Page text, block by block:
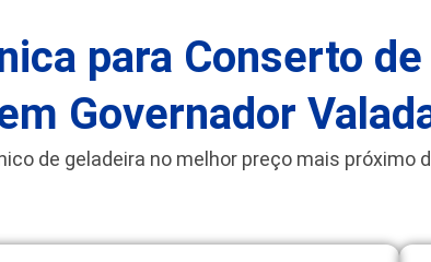
para Conserto
Governador
de geladeira no melhor preço mais próximo